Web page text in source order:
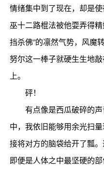
情绪集中到了现在，却是
巫十二路棍法被他耍弄得
挡杀佛”的凛然气势，风魔
努尔这一棒子就硬生生地
上。
砰！
有点像是西瓜破碎的声
中，我依旧能够用余光扫
接将对方的脑袋给开了瓢
即便是人体之中最坚硬的